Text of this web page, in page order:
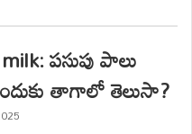
పసుపు పాలు
తాగాలో తెలుసా?